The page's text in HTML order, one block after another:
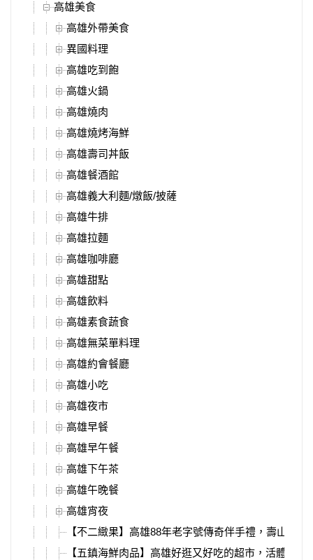
高雄美食
高雄外帶美食
異國料理
高雄吃到飽
高雄火鍋
高雄燒肉
高雄燒烤海鮮
高雄壽司丼飯
高雄餐酒館
高雄義大利麵/燉飯/披薩
高雄牛排
高雄拉麵
高雄咖啡廳
高雄甜點
高雄飲料
高雄素食蔬食
高雄無菜單料理
高雄約會餐廳
高雄小吃
高雄夜市
高雄早餐
高雄早午餐
高雄下午茶
高雄午晚餐
高雄宵夜
【不二緻果】高雄88年老字號傳奇伴手禮，壽山Q餅
【五鎮海鮮肉品】高雄好逛又好吃的超市，活體海鮮